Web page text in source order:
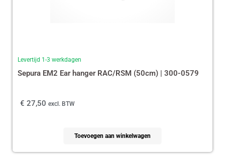
Levertijd 1-3 werkdagen
Sepura EM2 Ear hanger RAC/RSM (50cm) | 300-0579
€ 27,50 excl. BTW
Toevoegen aan winkelwagen